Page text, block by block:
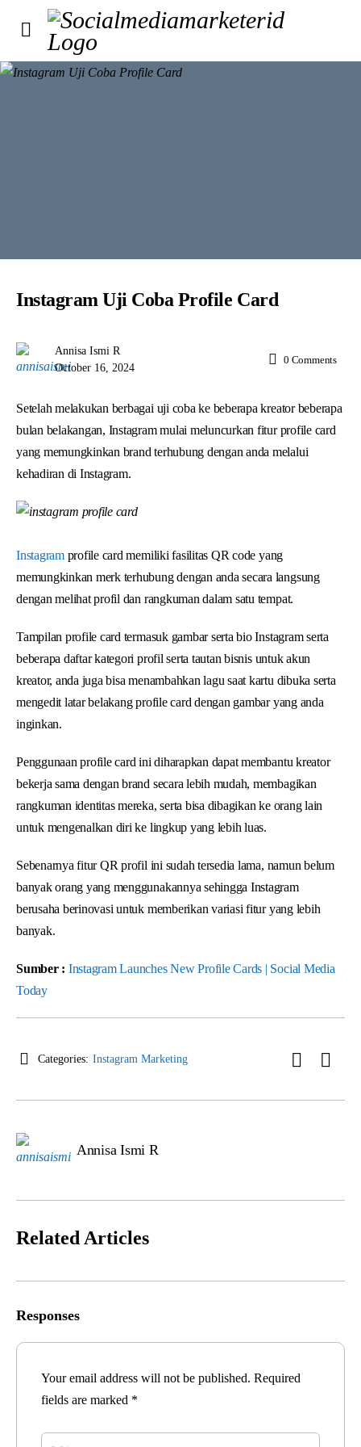
Instagram Uji Coba Profile Card
Annisa Ismi R
October 16, 2024
0 Comments
Setelah melakukan berbagai uji coba ke beberapa kreator beberapa
bulan belakangan, Instagram mulai meluncurkan fitur profile card
yang memungkinkan brand terhubung dengan anda melalui
kehadiran di Instagram.
Instagram profile card memiliki fasilitas QR code yang
memungkinkan merk terhubung dengan anda secara langsung
dengan melihat profil dan rangkuman dalam satu tempat.
Tampilan profile card termasuk gambar serta bio Instagram serta
beberapa daftar kategori profil serta tautan bisnis untuk akun
kreator, anda juga bisa menambahkan lagu saat kartu dibuka serta
mengedit latar belakang profile card dengan gambar yang anda
inginkan.
Penggunaan profile card ini diharapkan dapat membantu kreator
bekerja sama dengan brand secara lebih mudah, membagikan
rangkuman identitas mereka, serta bisa dibagikan ke orang lain
untuk mengenalkan diri ke lingkup yang lebih luas.
Sebenarnya fitur QR profil ini sudah tersedia lama, namun belum
banyak orang yang menggunakannya sehingga Instagram
berusaha berinovasi untuk memberikan variasi fitur yang lebih
banyak.
Sumber : Instagram Launches New Profile Cards | Social Media
Today
Categories: Instagram Marketing
Annisa Ismi R
Related Articles
Responses
Your email address will not be published. Required
fields are marked *